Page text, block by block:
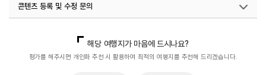
#역사탐방 #역사탐험
콘텐츠 등록 및 수정 문의
해당 여행지가 마음에 드시나요?
평가를 해주시면 개인화 추천 시 활용하여 최적의 여행지를 추천해 드리겠습니다.